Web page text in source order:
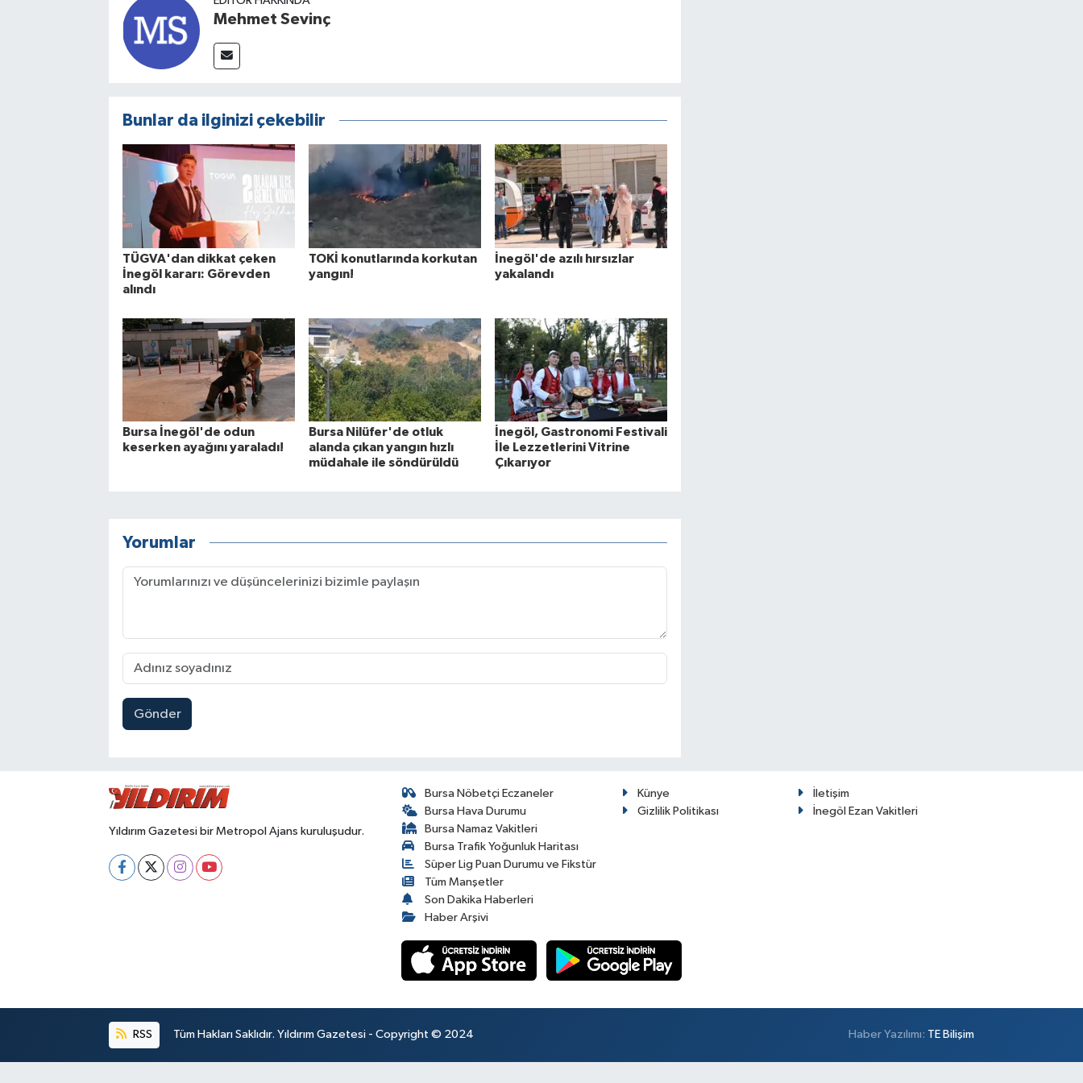
Mehmet Sevinç
Bunlar da ilginizi çekebilir
TÜGVA'dan dikkat çeken
İnegöl kararı: Görevden
alındı
TOKİ konutlarında korkutan
yangın!
İnegöl'de azılı hırsızlar
yakalandı
Bursa İnegöl'de odun
keserken ayağını yaraladı!
Bursa Nilüfer'de otluk
alanda çıkan yangın hızlı
müdahale ile söndürüldü
İnegöl, Gastronomi Festivali
İle Lezzetlerini Vitrine
Çıkarıyor
Yorumlar
Gönder
Yıldırım Gazetesi bir Metropol Ajans kuruluşudur.
Bursa Nöbetçi Eczaneler
Bursa Hava Durumu
Bursa Namaz Vakitleri
Bursa Trafik Yoğunluk Haritası
Süper Lig Puan Durumu ve Fikstür
Tüm Manşetler
Son Dakika Haberleri
Haber Arşivi
Künye
İletişim
Gizlilik Politikası
İnegöl Ezan Vakitleri
RSS Tüm Hakları Saklıdır. Yıldırım Gazetesi - Copyright © 2024 Haber Yazılımı: TE Bilişim